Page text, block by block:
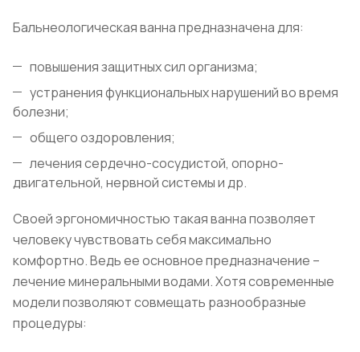
Бальнеологическая ванна предназначена для:
повышения защитных сил организма;
устранения функциональных нарушений во время
болезни;
общего оздоровления;
лечения сердечно-сосудистой, опорно-
двигательной, нервной системы и др.
Своей эргономичностью такая ванна позволяет
человеку чувствовать себя максимально
комфортно. Ведь ее основное предназначение –
лечение минеральными водами. Хотя современные
модели позволяют совмещать разнообразные
процедуры: